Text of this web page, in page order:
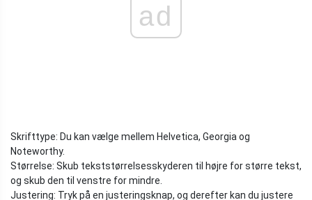
ad
Skrifttype: Du kan vælge mellem Helvetica, Georgia og
Noteworthy.
Størrelse: Skub tekststørrelsesskyderen til højre for større tekst,
og skub den til venstre for mindre.
Justering: Tryk på en justeringsknap, og derefter kan du justere